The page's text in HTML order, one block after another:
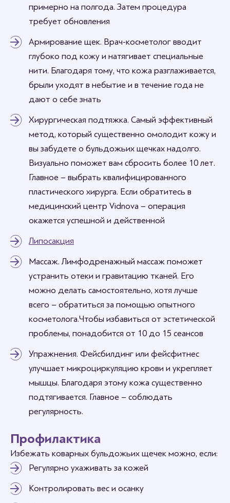
примерно на полгода. Затем процедура
требует обновления
Армирование щек. Врач-косметолог вводит
глубоко под кожу и натягивает специальные
нити. Благодаря тому, что кожа разглаживается,
брыли уходят в небытие и в течение года не
дают о себе знать
Хирургическая подтяжка. Самый эффективный
метод, который существенно омолодит кожу и
вы забудете о бульдожьих щечках надолго.
Визуально поможет вам сбросить более 10 лет.
Главное – выбрать квалифицированного
пластического хирурга. Если обратитесь в
медицинский центр Vidnova – операция
окажется успешной и действенной
Липосакция
Массаж. Лимфодренажный массаж поможет
устранить отеки и гравитацию тканей. Его
можно делать самостоятельно, хотя лучше
всего – обратиться за помощью опытного
косметолога. Чтобы избавиться от эстетической
проблемы, понадобится от 10 до 15 сеансов
Упражнения. Фейсбилдинг или фейсфитнес
улучшает микроциркуляцию крови и укрепляет
мышцы. Благодаря этому кожа существенно
подтягивается. Главное – соблюдать
регулярность.
Профилактика
Избежать коварных бульдожьих щечек можно, если:
Регулярно ухаживать за кожей
Контролировать вес и осанку